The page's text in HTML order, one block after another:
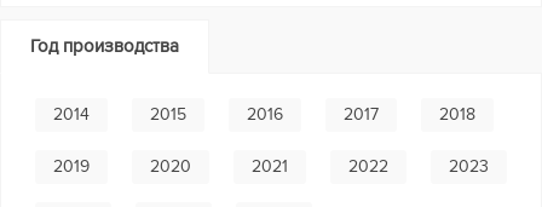
Год производства
2014 2015 2016 2017 2018
2019 2020 2021 2022 2023